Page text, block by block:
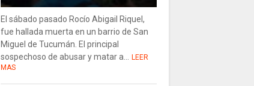
El sábado pasado Rocío Abigail Riquel,
fue hallada muerta en un barrio de San
Miguel de Tucumán. El principal
sospechoso de abusar y matar a... LEER
MAS